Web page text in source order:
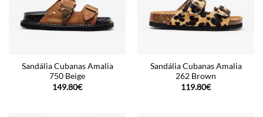
Sandália Cubanas Amalia
750 Beige
149.80€
Sandália Cubanas Amalia
262 Brown
119.80€